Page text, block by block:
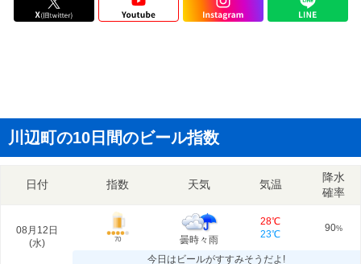
川辺町の10日間のビール指数
日付 指数 天気 気温
降水
確率
08月12日
(水) 70 曇時々雨
28℃
23℃
90%
今日はビールがすすみそうだよ!